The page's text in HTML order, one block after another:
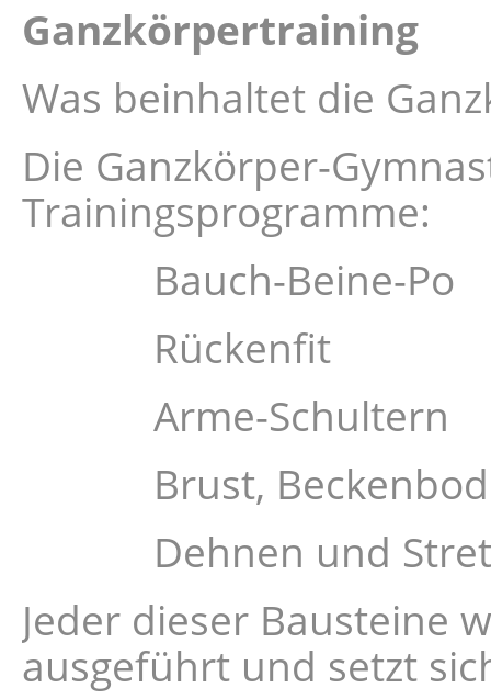
Ganzkörpertraining
Was beinhaltet die
Die Ganzkörper-
Trainingsprogramme:
Bauch-Beine-Po
Rückenfit
Arme-Schultern
Brust,
Dehnen und
Jeder dieser Bausteine
ausgeführt und setzt